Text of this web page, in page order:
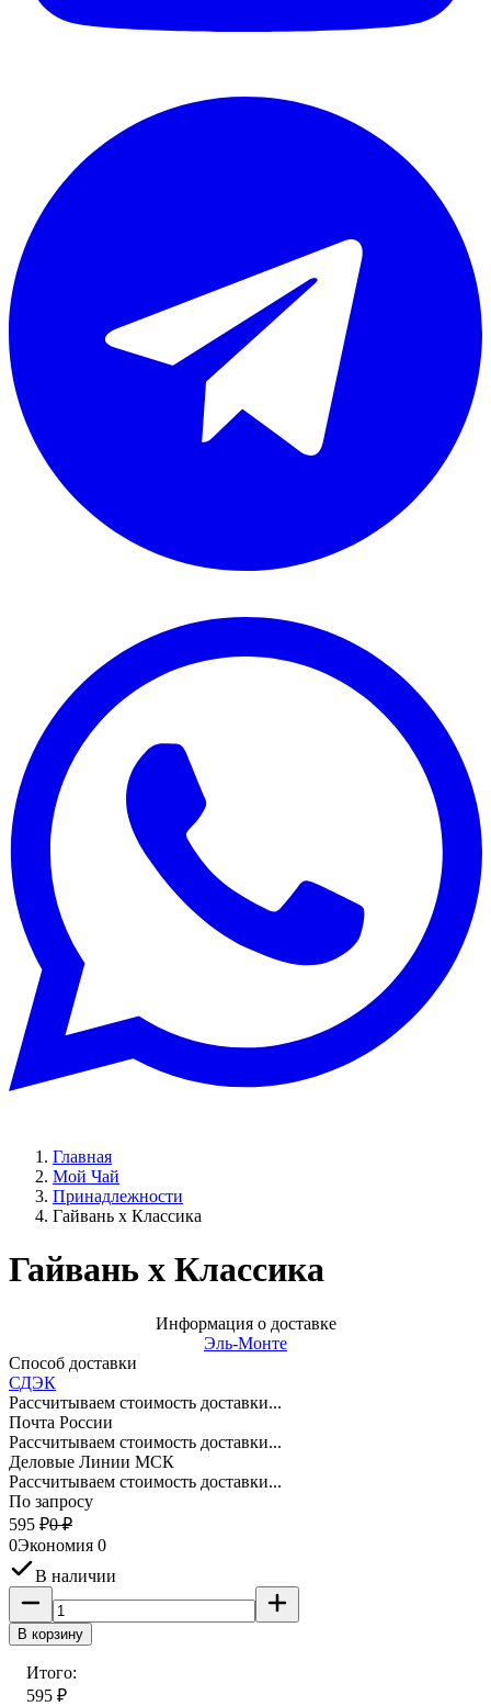
Главная
Мой Чай
Принадлежности
Гайвань х Классика
Гайвань х Классика
Информация о доставке
Эль-Монте
Способ доставки
СДЭК
Рассчитываем стоимость доставки...
Почта России
Рассчитываем стоимость доставки...
Деловые Линии МСК
Рассчитываем стоимость доставки...
По запросу
595 ₽0 ₽
0Экономия 0
В наличии
В корзину
Итого:
595 ₽